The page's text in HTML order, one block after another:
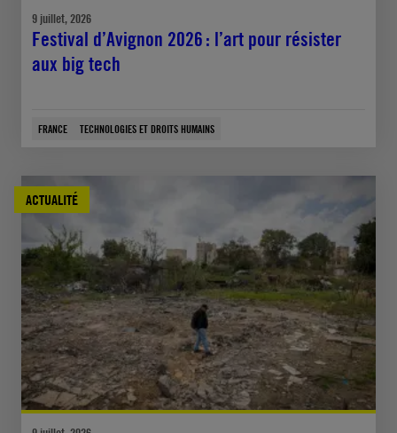
9 juillet, 2026
Festival d’Avignon 2026 : l’art pour résister
aux big tech
FRANCE TECHNOLOGIES ET DROITS HUMAINS
ACTUALITÉ